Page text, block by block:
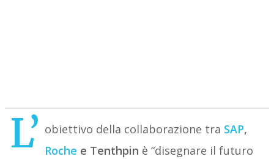
L’ obiettivo della collaborazione tra SAP,
Roche e Tenthpin è “disegnare il futuro